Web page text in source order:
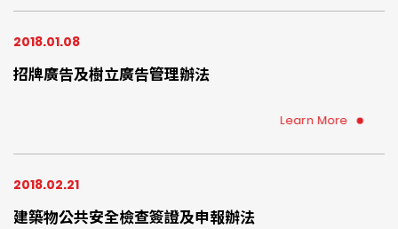
2018.01.08
招牌廣告及樹立廣告管理辦法
Learn More
2018.02.21
建築物公共安全檢查簽證及申報辦法